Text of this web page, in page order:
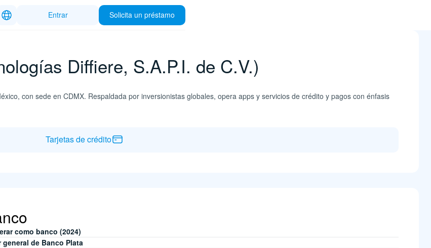
Entrar Solicita un préstamo
Diffiere, S.A.P.I. de C.V.)
con sede en CDMX. Respaldada por inversionistas globales, opera apps y servicios de crédito y pagos con énfasis
Tarjetas de crédito
como banco (2024)
de Banco Plata